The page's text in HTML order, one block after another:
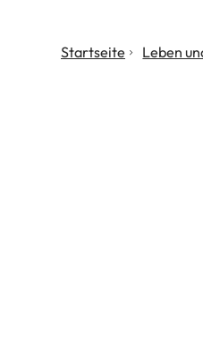
Startseite Leben